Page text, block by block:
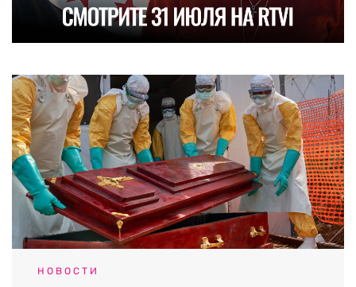
НОВОСТИ